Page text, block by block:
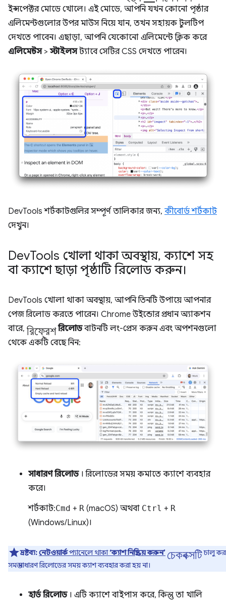
ইন্সপেক্টর মোডে খোলে। এই মোডে, আপনি যখন কোনো পৃষ্ঠার
এলিমেন্টগুলোর উপর মাউস নিয়ে যান, তখন সহায়ক টুলটিপ
দেখতে পাবেন। এছাড়া, আপনি যেকোনো এলিমেন্টে ক্লিক করে
এলিমেন্টস>স্টাইলসট্যাবে সেটির CSS দেখতে পারেন।
DevTools শর্টকাটগুলির সম্পূর্ণ তালিকার জন্য, কীবোর্ড শর্টকাট
দেখুন।
DevTools খোলা থাকা অবস্থায়, ক্যাশে সহ
বা ক্যাশে ছাড়া পৃষ্ঠাটি রিলোড করুন।
DevTools খোলা থাকা অবস্থায়, আপনি তিনটি উপায়ে আপনার
পেজ রিলোড করতে পারেন। Chrome উইন্ডোর প্রধান অ্যাকশন
বারে, রিফ্রেশ রিলোডবাটনটি লং-প্রেস করুন এবং অপশনগুলো
থেকে একটি বেছে নিন:
সাধারণ রিলোড। রিলোডের সময় কমাতে ক্যাশে ব্যবহার
করে।
শর্টকাট:Cmd + R (macOS) অথবা Ctrl + R
(Windows/Linux)।
দ্রষ্টব্য:নেটওয়ার্কপ্যানেলে থাকা‘ক্যাশ নিষ্ক্রিয় করুন’ চেকবক্সটিচালু
সমস্ত সাধারণ রিলোডের সময় ক্যাশ ব্যবহার করা হয় না।
হার্ড রিলোড। এটি ক্যাশে বাইপাস করে, কিন্তু তা খালি